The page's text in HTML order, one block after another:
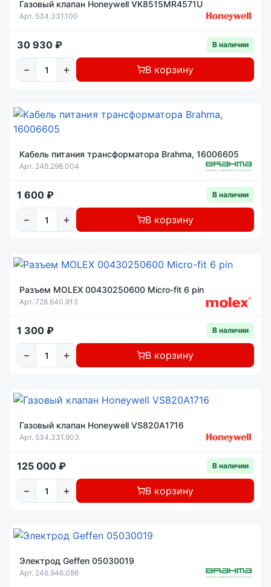
Газовый клапан Honeywell VK8515MR4571U
Арт. 534.331.100
30 930 ₽ В наличии
− + В корзину
Кабель питания трансформатора Brahma, 16006605
Арт. 246.298.004
1 600 ₽ В наличии
− + В корзину
Разъем MOLEX 00430250600 Micro-fit 6 pin
Арт. 728.640.913
1 300 ₽ В наличии
− + В корзину
Газовый клапан Honeywell VS820A1716
Арт. 534.331.903
125 000 ₽ В наличии
− + В корзину
Электрод Geffen 05030019
Арт. 246.946.086